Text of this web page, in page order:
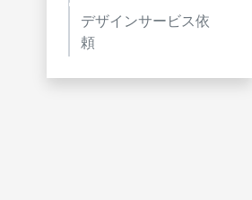
デザインサービス依
頼